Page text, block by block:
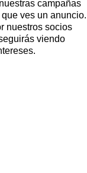
campañas
ves un anuncio.
nuestros socios
viendo